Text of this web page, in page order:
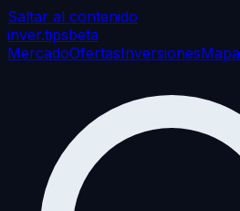
Saltar al contenido
inver.tipsbeta
MercadoOfertasInversionesMapa